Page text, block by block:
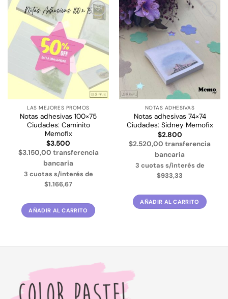
Añadir
lista de
deseos
LAS MEJORES PROMOS
Notas adhesivas 100×75
Ciudades: Caminito
Memofix
$3.500
$3.150,00 transferencia
bancaria
3 cuotas s/interés de
$1.166,67
AÑADIR AL CARRITO
deseos
NOTAS ADHESIVAS
Notas adhesivas 74×74
Ciudades: Sidney Memofix
$2.800
$2.520,00 transferencia
bancaria
3 cuotas s/interés de
$933,33
AÑADIR AL CARRITO